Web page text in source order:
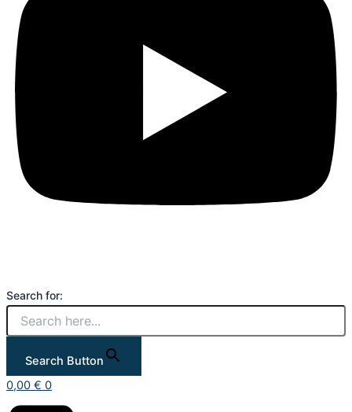
Search for:
Search Button
0,00 € 0